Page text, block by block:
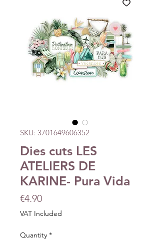
SKU: 3701649606352
Dies cuts LES
ATELIERS DE
KARINE- Pura Vida
€4.90Price
VAT Included
Quantity *